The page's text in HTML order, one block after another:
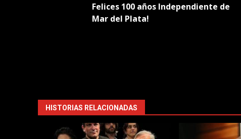
navigation
Felices 100 años Independiente de
Mar del Plata!
HISTORIAS RELACIONADAS